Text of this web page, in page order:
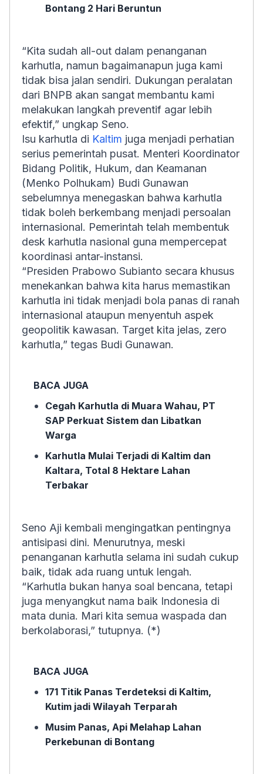
Bontang 2 Hari Beruntun
“Kita sudah all-out dalam penanganan
karhutla, namun bagaimanapun juga kami
tidak bisa jalan sendiri. Dukungan peralatan
dari BNPB akan sangat membantu kami
melakukan langkah preventif agar lebih
efektif,” ungkap Seno.
Isu karhutla di Kaltim juga menjadi perhatian
serius pemerintah pusat. Menteri Koordinator
Bidang Politik, Hukum, dan Keamanan
(Menko Polhukam) Budi Gunawan
sebelumnya menegaskan bahwa karhutla
tidak boleh berkembang menjadi persoalan
internasional. Pemerintah telah membentuk
desk karhutla nasional guna mempercepat
koordinasi antar-instansi.
“Presiden Prabowo Subianto secara khusus
menekankan bahwa kita harus memastikan
karhutla ini tidak menjadi bola panas di ranah
internasional ataupun menyentuh aspek
geopolitik kawasan. Target kita jelas, zero
karhutla,” tegas Budi Gunawan.
BACA JUGA
Cegah Karhutla di Muara Wahau, PT
SAP Perkuat Sistem dan Libatkan
Warga
Karhutla Mulai Terjadi di Kaltim dan
Kaltara, Total 8 Hektare Lahan
Terbakar
Seno Aji kembali mengingatkan pentingnya
antisipasi dini. Menurutnya, meski
penanganan karhutla selama ini sudah cukup
baik, tidak ada ruang untuk lengah.
“Karhutla bukan hanya soal bencana, tetapi
juga menyangkut nama baik Indonesia di
mata dunia. Mari kita semua waspada dan
berkolaborasi,” tutupnya. (*)
BACA JUGA
171 Titik Panas Terdeteksi di Kaltim,
Kutim jadi Wilayah Terparah
Musim Panas, Api Melahap Lahan
Perkebunan di Bontang